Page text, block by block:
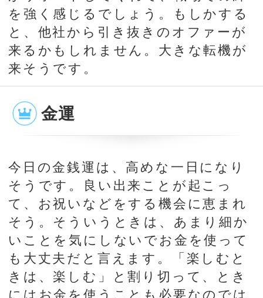
占いをもっと深く知りたいあな
相性を無料で少し見てみません
か？
無料で試す →